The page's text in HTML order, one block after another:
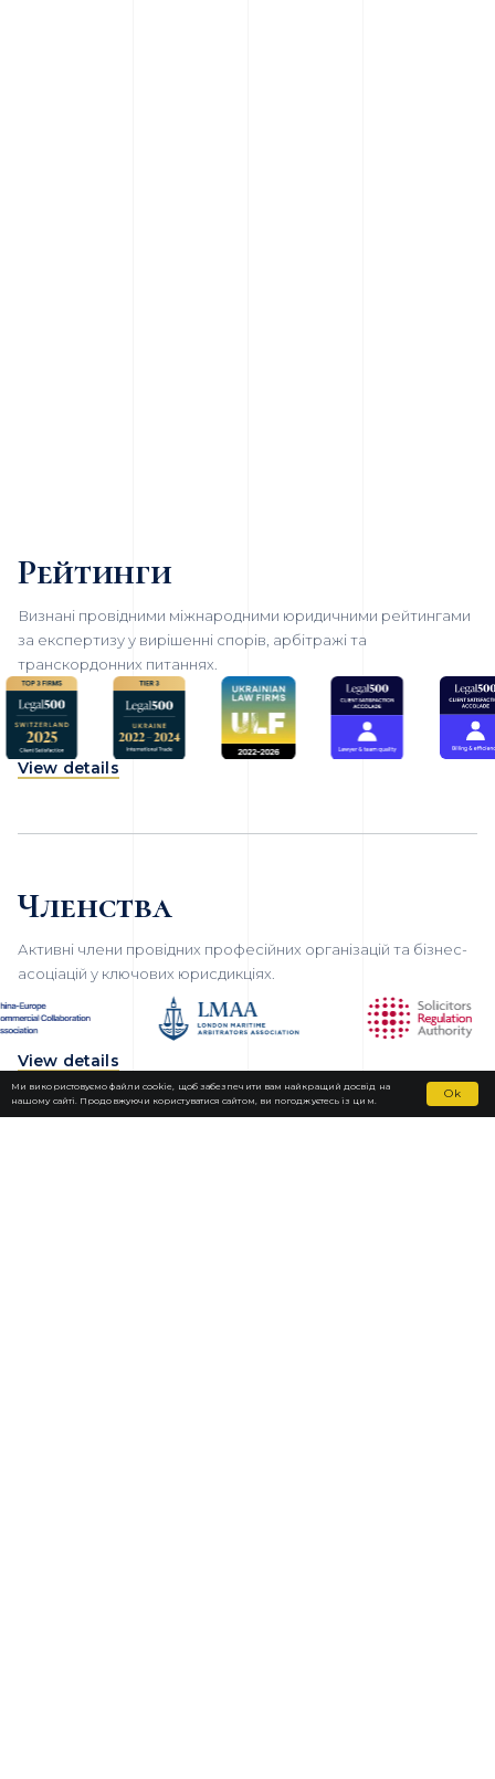
Рейтинги
Визнані провідними міжнародними юридичними рейтингами
за експертизу у вирішенні спорів, арбітражі та
транскордонних питаннях.
View details
Членства
Активні члени провідних професійних організацій та бізнес-
асоціацій у ключових юрисдикціях.
View details
Ми використовуємо файли cookie, щоб забезпечити вам найкращий досвід на
нашому сайті. Продовжуючи користуватися сайтом, ви погоджуєтесь із цим.
Ok